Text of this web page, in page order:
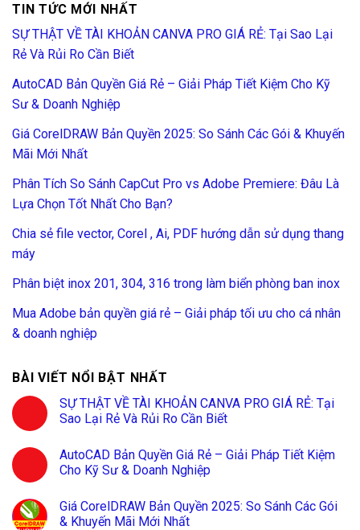
TIN TỨC MỚI NHẤT
SỰ THẬT VỀ TÀI KHOẢN CANVA PRO GIÁ RẺ: Tại Sao Lại
Rẻ Và Rủi Ro Cần Biết
AutoCAD Bản Quyền Giá Rẻ – Giải Pháp Tiết Kiệm Cho Kỹ
Sư & Doanh Nghiệp
Giá CorelDRAW Bản Quyền 2025: So Sánh Các Gói & Khuyến
Mãi Mới Nhất
Phân Tích So Sánh CapCut Pro vs Adobe Premiere: Đâu Là
Lựa Chọn Tốt Nhất Cho Bạn?
Chia sẻ file vector, Corel , Ai, PDF hướng dẫn sử dụng thang
máy
Phân biệt inox 201, 304, 316 trong làm biển phòng ban inox
Mua Adobe bản quyền giá rẻ – Giải pháp tối ưu cho cá nhân
& doanh nghiệp
BÀI VIẾT NỔI BẬT NHẤT
SỰ THẬT VỀ TÀI KHOẢN CANVA PRO GIÁ RẺ: Tại
Sao Lại Rẻ Và Rủi Ro Cần Biết
AutoCAD Bản Quyền Giá Rẻ – Giải Pháp Tiết Kiệm
Cho Kỹ Sư & Doanh Nghiệp
Giá CorelDRAW Bản Quyền 2025: So Sánh Các Gói
& Khuyến Mãi Mới Nhất